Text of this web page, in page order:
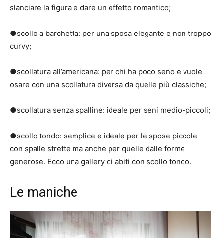
slanciare la figura e dare un effetto romantico;
●scollo a barchetta: per una sposa elegante e non troppo
curvy;
●scollatura all’americana: per chi ha poco seno e vuole
osare con una scollatura diversa da quelle più classiche;
●scollatura senza spalline: ideale per seni medio-piccoli;
●scollo tondo: semplice e ideale per le spose piccole
con spalle strette ma anche per quelle dalle forme
generose. Ecco una gallery di abiti con scollo tondo.
Le maniche